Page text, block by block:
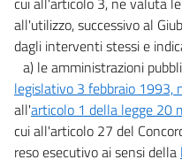
all'utilizzo, successivo al
dagli interventi stessi e
a) le amministrazioni
legislativo 3 febbraio 1993,
all'articolo 1 della legge 20
cui all'articolo 27 del
reso esecutivo ai sensi della